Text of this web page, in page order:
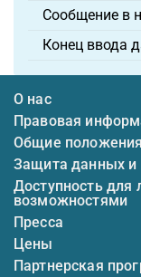
Сообщение в
Конец ввода
О нас
Правовая
Общие
Защита данных и
Доступность для
возможностями
Пресса
Цены
Партнерская